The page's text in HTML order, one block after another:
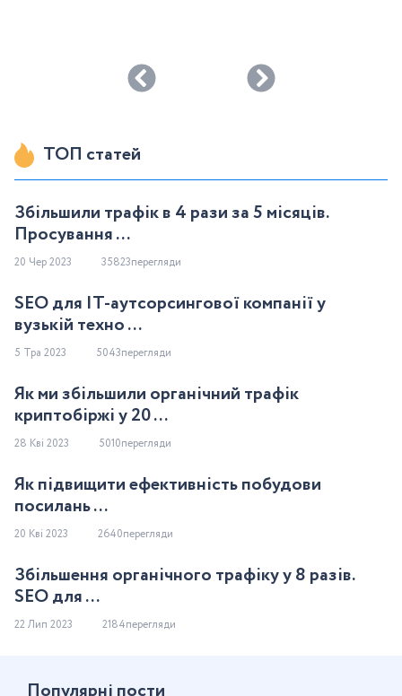
ТОП статей
Збільшили трафік в 4 рази за 5 місяців.
Просування ...
20 Чер 2023 35823перегляди
SEO для IT-аутсорсингової компанії у
вузькій техно ...
5 Тра 2023 5043перегляди
Як ми збільшили органічний трафік
криптобіржі у 20 ...
28 Кві 2023 5010перегляди
Як підвищити ефективність побудови
посилань ...
20 Кві 2023 2640перегляди
Збільшення органічного трафіку у 8 разів.
SEO для ...
22 Лип 2023 2184перегляди